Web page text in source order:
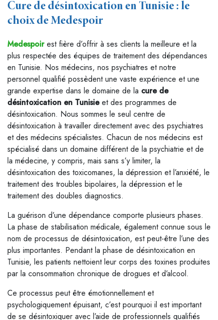
Cure de désintoxication en Tunisie : le
choix de Medespoir
Medespoirest fière d’offrir à ses clients la meilleure et la
plus respectée des équipes de traitement des dépendances
en Tunisie. Nos médecins, nos psychiatres et notre
personnel qualifié possèdent une vaste expérience et une
grande expertise dans le domaine de la cure de
désintoxication en Tunisieet des programmes de
désintoxication. Nous sommes le seul centre de
désintoxication à travailler directement avec des psychiatres
et des médecins spécialistes. Chacun de nos médecins est
spécialisé dans un domaine différent de la psychiatrie et de
la médecine, y compris, mais sans s’y limiter, la
désintoxication des toxicomanes, la dépression et l’anxiété, le
traitement des troubles bipolaires, la dépression et le
traitement des doubles diagnostics.
La guérison d’une dépendance comporte plusieurs phases.
La phase de stabilisation médicale, également connue sous le
nom de processus de désintoxication, est peut-être l’une des
plus importantes. Pendant la phase de désintoxication en
Tunisie, les patients nettoient leur corps des toxines produites
par la consommation chronique de drogues et d’alcool.
Ce processus peut être émotionnellement et
psychologiquement épuisant, c’est pourquoi il est important
de se désintoxiquer avec l’aide de professionnels qualifiés